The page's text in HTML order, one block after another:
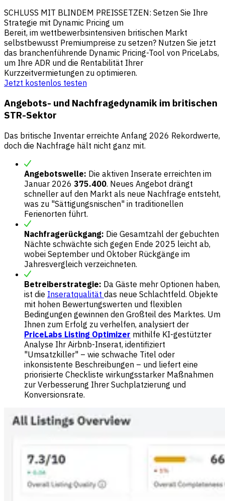
SCHLUSS MIT BLINDEM PREISSETZEN: Setzen Sie Ihre
Strategie mit Dynamic Pricing um
Bereit, im wettbewerbsintensiven britischen Markt
selbstbewusst Premiumpreise zu setzen? Nutzen Sie jetzt
das branchenführende Dynamic Pricing-Tool von PriceLabs,
um Ihre ADR und die Rentabilität Ihrer
Kurzzeitvermietungen zu optimieren.
Jetzt kostenlos testen
Angebots- und Nachfragedynamik im britischen
STR-Sektor
Das britische Inventar erreichte Anfang 2026 Rekordwerte,
doch die Nachfrage hält nicht ganz mit.
Angebotswelle: Die aktiven Inserate erreichten im
Januar 2026 375.400. Neues Angebot drängt
schneller auf den Markt als neue Nachfrage entsteht,
was zu "Sättigungsnischen" in traditionellen
Ferienorten führt.
Nachfragerückgang: Die Gesamtzahl der gebuchten
Nächte schwächte sich gegen Ende 2025 leicht ab,
wobei September und Oktober Rückgänge im
Jahresvergleich verzeichneten.
Betreiberstrategie: Da Gäste mehr Optionen haben,
ist die Inseratqualität das neue Schlachtfeld. Objekte
mit hohen Bewertungswerten und flexiblen
Bedingungen gewinnen den Großteil des Marktes. Um
Ihnen zum Erfolg zu verhelfen, analysiert der
PriceLabs Listing Optimizer mithilfe KI-gestützter
Analyse Ihr Airbnb-Inserat, identifiziert
"Umsatzkiller" – wie schwache Titel oder
inkonsistente Beschreibungen – und liefert eine
priorisierte Checkliste wirkungsstarker Maßnahmen
zur Verbesserung Ihrer Suchplatzierung und
Konversionsrate.